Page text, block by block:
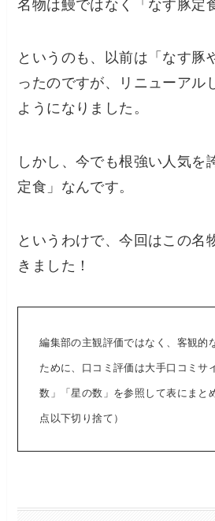
名物は鰻ではなく「なす豚定
というのも、以前は「なす豚
ったのですが、リニューアル
ようになりました。
しかし、今でも根強い人気を
定食」なんです。
というわけで、今回はこの名
きました！
編集部の主観評価ではなく、客観的
ために、口コミ評価は大手口コミサ
数」「星の数」を参照して表にまと
点以下切り捨て）